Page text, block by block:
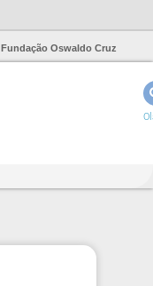
Fundação Oswaldo Cruz